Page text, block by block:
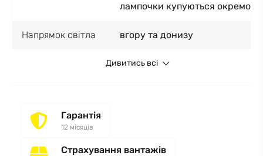
лампочки купуються окремо
Напрямок світла вгору та донизу
Дивитись всі
Гарантія
12 місяців
Страхування вантажів